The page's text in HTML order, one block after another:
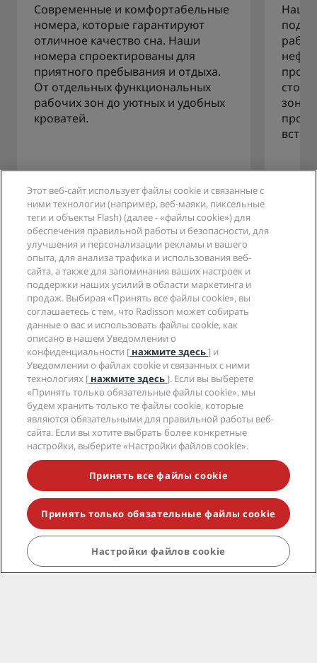
Современные и комфортабельные
номера, которые гарантируют
отличное качество сна. Наши
номера спроектированы для
приятного пребывания и отдыха.
От отдельных функциональных
рабочих зон до уютных и удобных
кроватей.
Наши
зоны
следите за новостями Park Inn
by Radisson
Популярные направления
Быстрые ссылки
Туристические компании
Компания
Юридическая информация
Этот веб-сайт использует файлы cookie и связанные с
ними технологии (например, веб-маяки, пиксельные
теги и объекты Flash) (далее - «файлы cookie») для
обеспечения правильной работы и безопасности, для
улучшения и персонализации рекламы и вашего
опыта, для анализа трафика и использования веб-
сайта, а также для запоминания ваших настроек и
поддержки наших усилий в области маркетинга и
продаж. Выбирая «Принять все файлы cookie», вы
соглашаетесь с тем, что Radisson может собирать
данные о вас и использовать файлы cookie, как
описано в нашем Уведомлении о
конфиденциальности [ нажмите здесь] и
Уведомлении о файлах cookie и связанных с ними
технологиях [ нажмите здесь]. Если вы выберете
«Принять только обязательные файлы cookie», мы
будем хранить только те файлы cookie, которые
являются обязательными для правильной работы веб-
сайта. Если вы хотите выбрать более конкретные
настройки, выберите «Настройки файлов cookie».
Принять все файлы cookie
Принять только обязательные файлы cookie
Настройки файлов cookie